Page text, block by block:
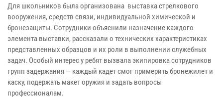
Для школьников была организована выставка стрелкового
вооружения, средств связи, индивидуальной химической и
бронезащиты. Сотрудники объяснили назначение каждого
элемента выставки, рассказали о технических характеристиках
представленных образцов и их роли в выполнении служебных
задач. Особый интерес у ребят вызвала экипировка сотрудников
групп задержания — каждый кадет смог примерить бронежилет и
каску, подержать макет оружия и задать вопросы
профессионалам.